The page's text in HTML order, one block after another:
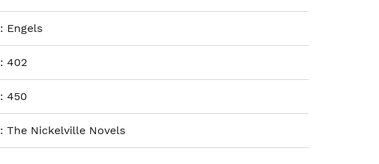
: Engels
:402
:450
:The Nickelville Novels